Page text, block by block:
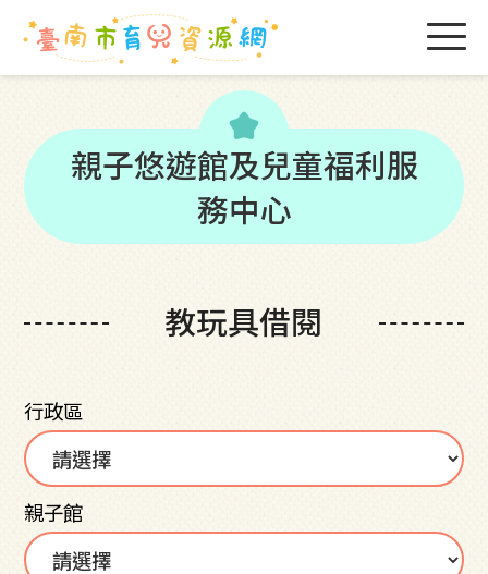
kid_star
親子悠遊館及兒童福利服
務中心
教玩具借閱
行政區
親子館